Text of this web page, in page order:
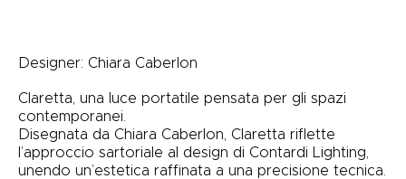
Designer: Chiara Caberlon
Claretta, una luce portatile pensata per gli spazi
contemporanei.
Disegnata da Chiara Caberlon, Claretta riflette
l’approccio sartoriale al design di Contardi Lighting,
unendo un’estetica raffinata a una precisione tecnica.